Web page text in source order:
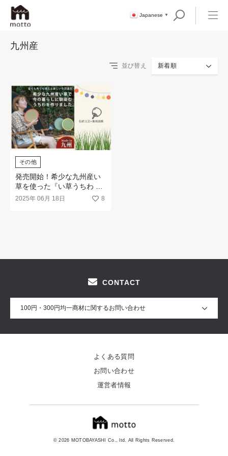
Japanese ▼
九州産
並び替え 新着順
その他
発売開始！希少な九州産い
草を使った『い草うちわ カ
ラビナ付き』のクラウドフ
2025年 06月 18日 8
CONTACT
100円・300円均一商材に関するお問い合わせ
© 2026 MOTOBAYASHI Co., ltd. All Rights Reserved.
よくある質問
お問い合わせ
運営者情報